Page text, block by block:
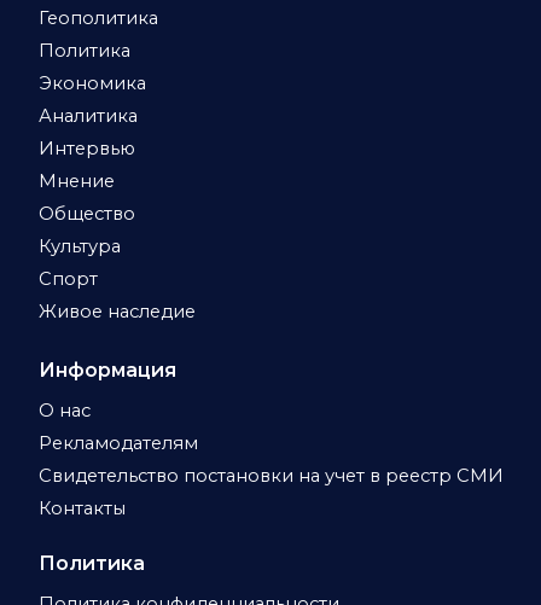
Геополитика
Политика
Экономика
Аналитика
Интервью
Мнение
Общество
Культура
Спорт
Живое наследие
Информация
О нас
Рекламодателям
Свидетельство постановки на учет в реестр СМИ
Контакты
Политика